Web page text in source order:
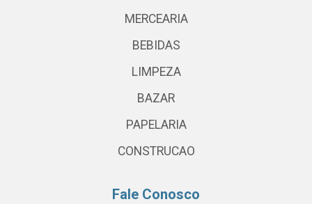
MERCEARIA
BEBIDAS
LIMPEZA
BAZAR
PAPELARIA
CONSTRUCAO
Fale Conosco